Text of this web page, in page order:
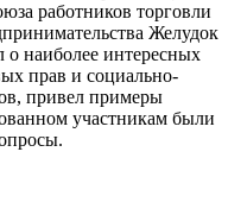
работников торговли
Желудок
о наиболее интересных
прав и социально-
привел примеры
участникам были